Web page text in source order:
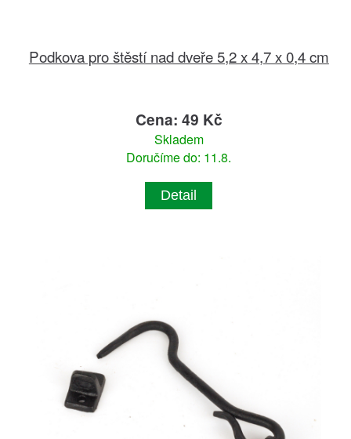
Podkova pro štěstí nad dveře 5,2 x 4,7 x 0,4 cm
Cena: 49 Kč
Skladem
Doručíme do: 11.8.
Detail